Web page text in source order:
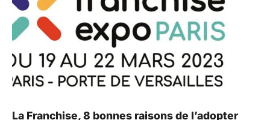
La Franchise, 8 bonnes raisons de l’adopter